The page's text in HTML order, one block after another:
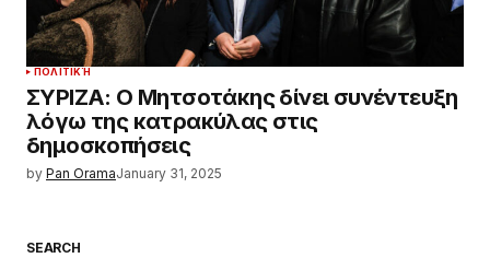
ΠΟΛΙΤΙΚΉ
ΣΥΡΙΖΑ: Ο Μητσοτάκης δίνει συνέντευξη
λόγω της κατρακύλας στις
δημοσκοπήσεις
by Pan OramaJanuary 31, 2025
SEARCH